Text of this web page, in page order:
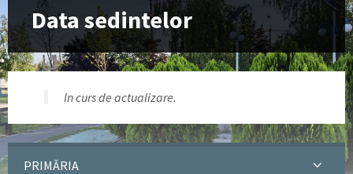
Data sedintelor
In curs de actualizare.
PRIMĂRIA